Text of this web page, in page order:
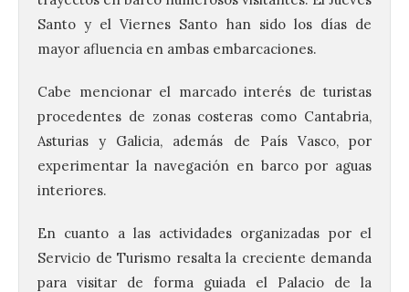
Santo y el Viernes Santo han sido los días de
mayor afluencia en ambas embarcaciones.
Cabe mencionar el marcado interés de turistas
procedentes de zonas costeras como Cantabria,
Asturias y Galicia, además de País Vasco, por
experimentar la navegación en barco por aguas
interiores.
En cuanto a las actividades organizadas por el
Servicio de Turismo resalta la creciente demanda
para visitar de forma guiada el Palacio de la